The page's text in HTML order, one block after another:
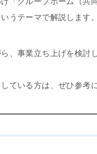
うテーマで解説します。
、事業立ち上げを検討
ている方は、ぜひ参考